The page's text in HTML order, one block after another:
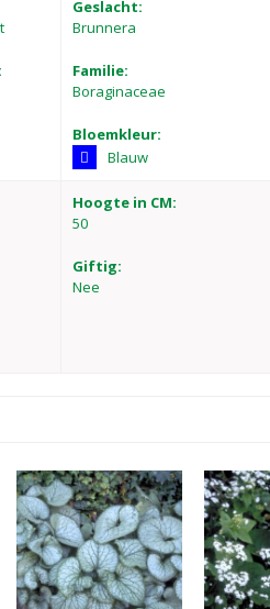
Geslacht:
Brunnera
Familie:
Boraginaceae
Bloemkleur:
Blauw
Hoogte in CM:
50
Giftig:
Nee